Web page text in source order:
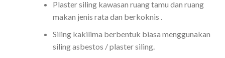
Plaster siling kawasan ruang tamu dan ruang
makan jenis rata dan berkoknis .
Siling kakilima berbentuk biasa menggunakan
siling asbestos / plaster siling.